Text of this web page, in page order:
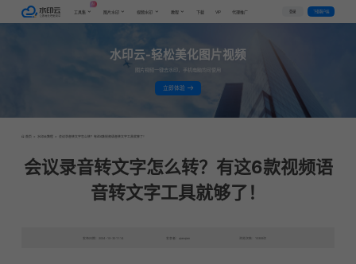
工具集 图片水印 视频水印 教程 下载 VIP 代理推广 登录 下载客户端
水印云-轻松美化图片视频
图片视频一键去水印，手机电脑均可使用
立即体验
首页 > 水印云教程 > 会议录音转文字怎么转？有这6款视频语音转文字工具就够了！
会议录音转文字怎么转？有这6款视频语
音转文字工具就够了！
发布日期：2024-10-30 11:14 发表者：qianqian 浏览次数：10309次